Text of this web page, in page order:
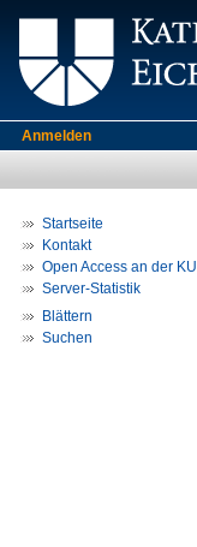
Anmelden
Startseite
Kontakt
Open Access an der KU
Server-Statistik
Blättern
Suchen